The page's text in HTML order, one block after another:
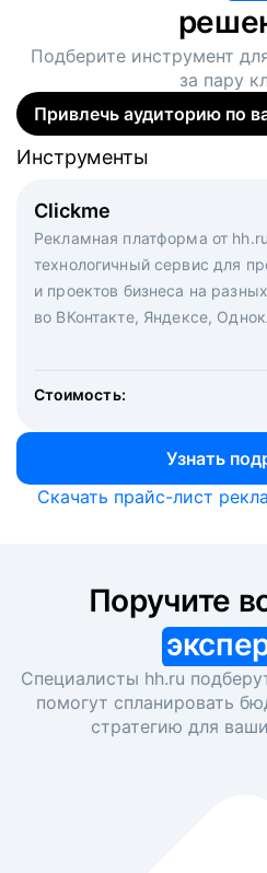
Подберите инструмент
за пару
Привлечь аудиторию по
Clickme
Рекламная платформа от
технологичный сервис для
и проектов бизнеса на
во ВКонтакте, Яндексе,
Стоимость:
Узнать
Инструменты
Вакансия дня
Рекламный формат для
hh.ru. Увеличивает
Инструменты
Массовый подбор под ключ.
кандидатов и когда вам
маркетологи, рекрутеры и
hh.ru с целым набором
Инструменты
Скачать прайс-лист
Специалисты hh.ru
помогут спланировать
стратегию для